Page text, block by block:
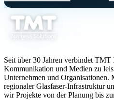
Seit über 30 Jahren verbindet
Kommunikation und Medien zu
Unternehmen und Organisationen.
regionaler Glasfaser-Infrastruktur
wir Projekte von der Planung bis